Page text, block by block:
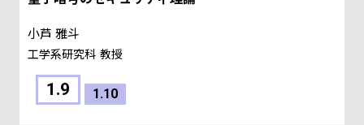
小芦 雅斗
工学系研究科 教授
1.9 1.10